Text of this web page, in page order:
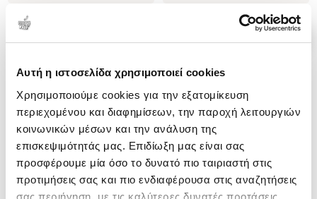
Αυτή η ιστοσελίδα χρησιμοποιεί cookies
Χρησιμοποιούμε cookies για την εξατομίκευση
περιεχομένου και διαφημίσεων, την παροχή λειτουργιών
κοινωνικών μέσων και την ανάλυση της
επισκεψιμότητάς μας. Επιδίωξη μας είναι σας
προσφέρουμε μία όσο το δυνατό πιο ταιριαστή στις
προτιμήσεις σας και πιο ενδιαφέρουσα στις αναζητήσεις
σας περιήγηση, με τις καλύτερες δυνατές προτάσεις.